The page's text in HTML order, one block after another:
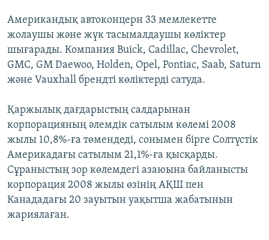
Американдық автоконцерн 33 мемлекетте
жолаушы және жүк тасымалдаушы көліктер
шығарады. Компания Buick, Cadillac, Chevrolet,
GMC, GM Daewoo, Holden, Opel, Pontiac, Saab, Saturn
және Vauxhall брендті көліктерді сатуда.
Қаржылық дағдарыстың салдарынан
корпорацияның әлемдік сатылым көлемі 2008
жылы 10,8%-ға төмендеді, сонымен бірге Солтүстік
Америкадағы сатылым 21,1%-ға қысқарды.
Сұраныстың зор көлемдегі азаюына байланысты
корпорация 2008 жылы өзінің АҚШ пен
Канададағы 20 зауытын уақытша жабатынын
жариялаған.